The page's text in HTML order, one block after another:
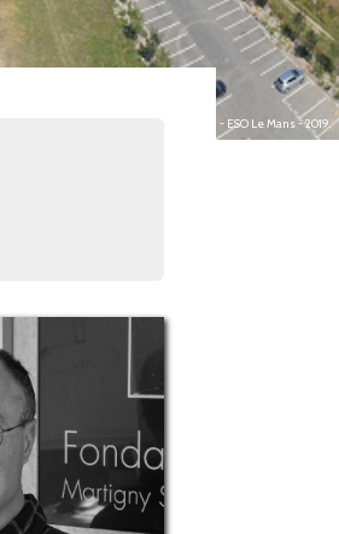
BAILLY (MCF) et S. CHARPENTIER (IE) - ESO Le Mans - 2019.